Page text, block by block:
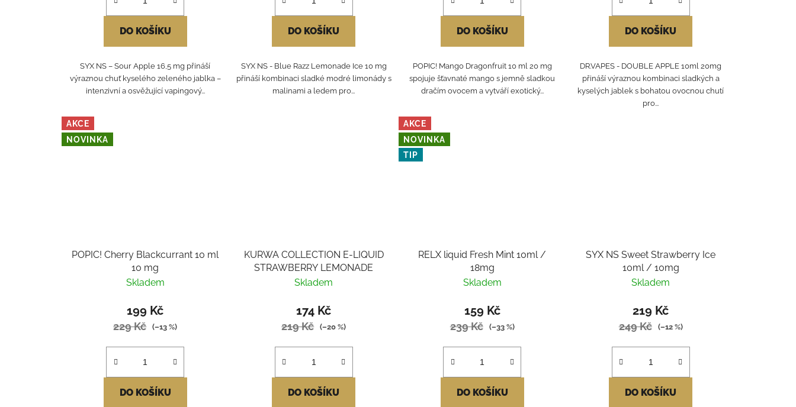
DO KOŠÍKU
SYX NS – Sour Apple 16,5 mg přináší
výraznou chuť kyselého zeleného jablka –
intenzivní a osvěžující vapingový...
DO KOŠÍKU
SYX NS - Blue Razz Lemonade Ice 10 mg
přináší kombinaci sladké modré limonády s
malinami a ledem pro...
DO KOŠÍKU
POPIC! Mango Dragonfruit 10 ml 20 mg
spojuje šťavnaté mango s jemně sladkou
dračím ovocem a vytváří exotický...
DO KOŠÍKU
DR.VAPES - DOUBLE APPLE 10ml 20mg
přináší výraznou kombinaci sladkých a
kyselých jablek s bohatou ovocnou chutí
pro...
AKCE
NOVINKA
POPIC! Cherry Blackcurrant 10 ml
10 mg
Skladem
199 Kč
229 Kč (–13 %)
DO KOŠÍKU
KURWA COLLECTION E-LIQUID
STRAWBERRY LEMONADE
Skladem
174 Kč
219 Kč (–20 %)
DO KOŠÍKU
AKCE
NOVINKA
TIP
RELX liquid Fresh Mint 10ml /
18mg
Skladem
159 Kč
239 Kč (–33 %)
DO KOŠÍKU
SYX NS Sweet Strawberry Ice
10ml / 10mg
Skladem
219 Kč
249 Kč (–12 %)
DO KOŠÍKU